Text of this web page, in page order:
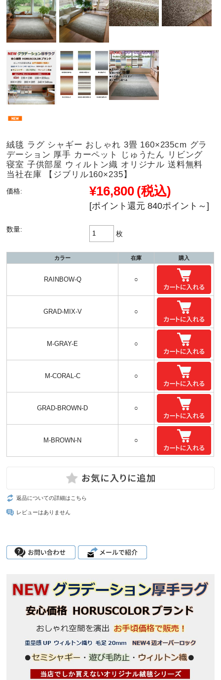
絨毯 ラグ シャギー おしゃれ 3畳 160×235cm グラ
デーション 厚手 カーペット じゅうたん リビング
寝室 子供部屋 ウィルトン織 オリジナル 送料無料
当社在庫 【ジブリル160×235】
価格: ¥16,800 (税込)
[ポイント還元 840ポイント～]
数量:
枚
カラー 在庫 購入
RAINBOW-Q ○
GRAD-MIX-V ○
M-GRAY-E ○
M-CORAL-C ○
GRAD-BROWN-D ○
M-BROWN-N ○
返品についての詳細はこちら
レビューはありません